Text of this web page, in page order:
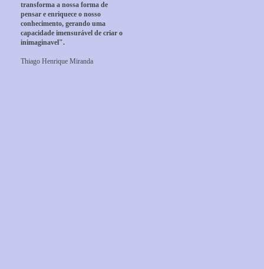
transforma a nossa forma de
pensar e enriquece o nosso
conhecimento, gerando uma
capacidade imensurável de criar o
inimaginavel".
Thiago Henrique Miranda